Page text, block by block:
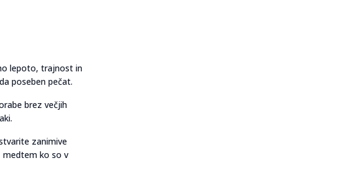
lepoto, trajnost in
poseben pečat.
brez večjih
zanimive
medtem ko so v